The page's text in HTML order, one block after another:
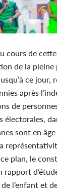
cours de
de la
ce jour,
après
de
électorales,
sont en âge
plan, le
rapport
l’enfant et